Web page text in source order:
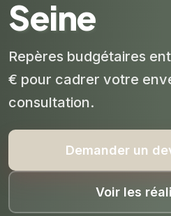
Seine
Repères budgétaires
€ pour cadrer votre
consultation.
Demander un
Voir les